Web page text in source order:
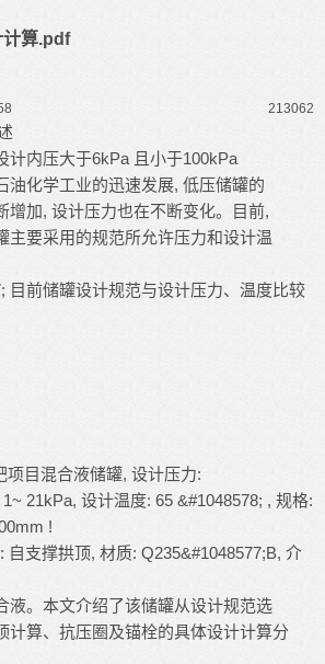
计算.pdf
213062
计内压大于6kPa 且小于100kPa
油化学工业的迅速发展, 低压储罐的
增加, 设计压力也在不断变化。目前,
主要采用的规范所允许压力和设计温
目前储罐设计规范与设计压力、温度比较
项目混合液储罐, 设计压力:
21kPa, 设计温度: 65 &#1048578; , 规格:
!
自支撑拱顶, 材质: Q235&#1048577;B, 介
液。本文介绍了该储罐从设计规范选
计算、抗压圈及锚栓的具体设计计算分